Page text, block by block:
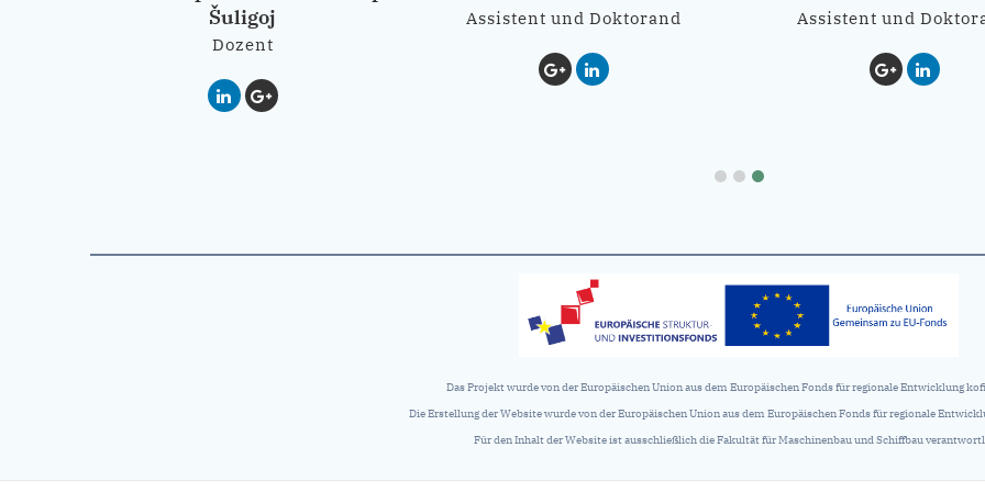
Šuligoj
Dozent
Assistent und Doktorand Assistent und
Das Projekt wurde von der Europäischen Union aus dem Europäischen Fonds für regionale Entwicklung
Die Erstellung der Website wurde von der Europäischen Union aus dem Europäischen Fonds für regionale
Für den Inhalt der Website ist ausschließlich die Fakultät für Maschinenbau und Schiffbau